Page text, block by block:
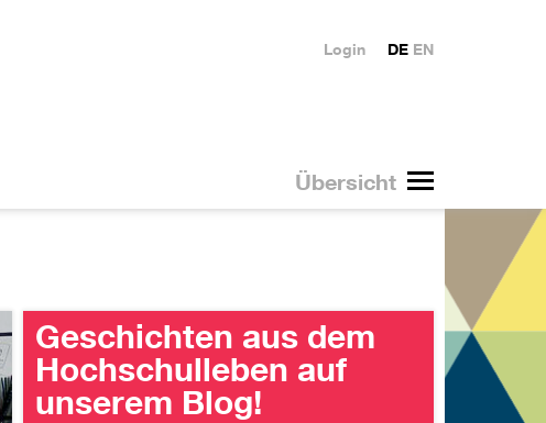
Übersicht
DE EN
Login
Geschichten aus dem
Hochschulleben auf
unserem Blog!